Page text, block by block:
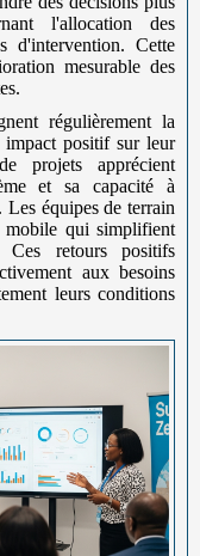
l'allocation des
d'intervention. Cette
mesurable des
régulièrement la
positif sur leur
projets apprécient
et sa capacité à
Les équipes de terrain
mobile qui simplifient
retours positifs
aux besoins
leurs conditions